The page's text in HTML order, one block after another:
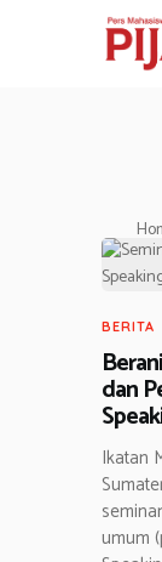
BERITA
dan
Ikatan
umum